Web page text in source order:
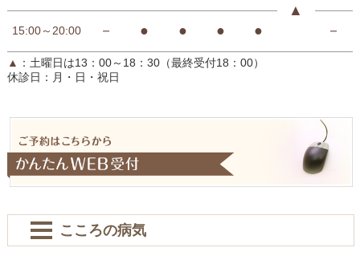
▲ ：土曜日は13：00～18：30（最終受付18：00）
休診日：月・日・祝日
▲
15:00～20:00 － ● ● ● ● －
こころの病気